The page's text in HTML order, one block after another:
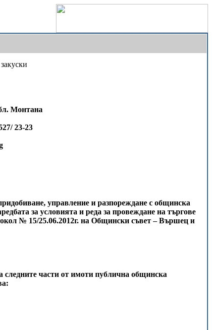
Монтана
23-23
управление и разпореждане с общинска
за условията и реда за провеждане на търгове
№ 15/25.06.2012г. на Общински съвет – Вършец и
следните части от имоти публична общинска